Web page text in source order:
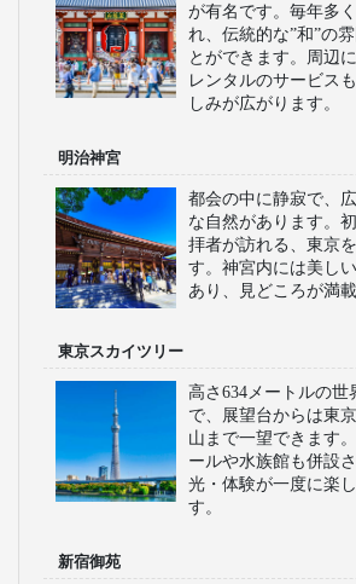
が有名です。毎年多
れ、伝統的な”和”の
とができます。周辺
レンタルのサービス
しみが広がります。
明治神宮
都会の中に静寂で、
な自然があります。
拝者が訪れる、東京
す。神宮内には美し
あり、見どころが満載
東京スカイツリー
高さ634メートルの世
で、展望台からは東
山まで一望できます
ールや水族館も併設
光・体験が一度に楽
す。
新宿御苑